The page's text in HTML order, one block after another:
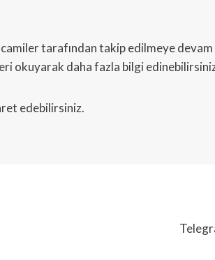
tarafından takip edilmeye devam
okuyarak daha fazla bilgi
edebilirsiniz.